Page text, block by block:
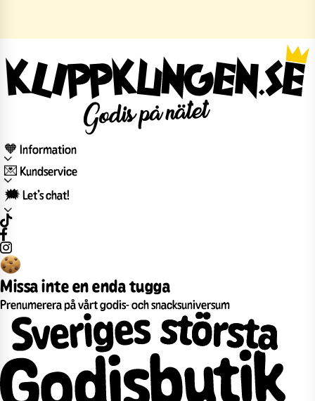
🧡 Information
💌 Kundservice
🗯️ Let’s chat!
Missa inte en enda tugga
Prenumerera på vårt godis- och snacksuniversum